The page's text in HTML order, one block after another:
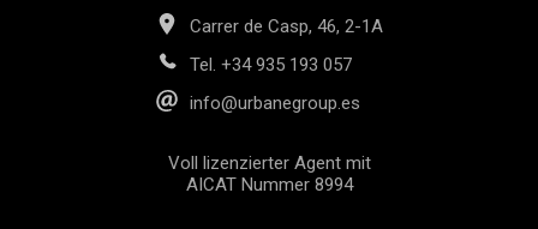
Carrer de Casp, 46, 2-1A
Tel. +34 935 193 057
info@urbanegroup.es
Voll lizenzierter Agent mit
AICAT Nummer 8994